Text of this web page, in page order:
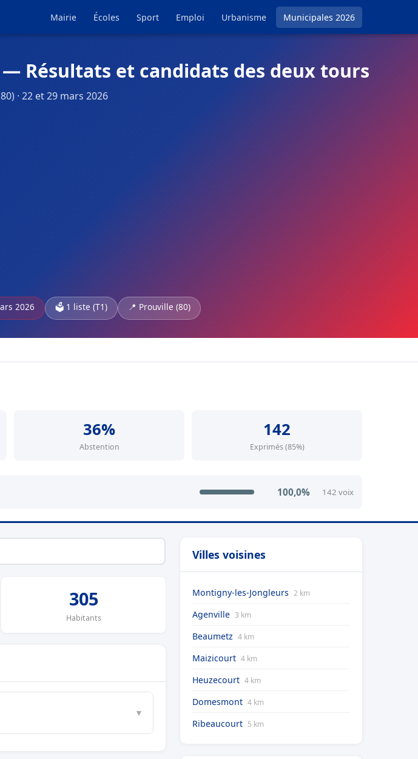
Mairie Écoles Sport Emploi Urbanisme Municipales 2026
Résultats et candidats des deux tours
· 22 et 29 mars 2026
2026 🗳️ 1 liste (T1) 📍 Prouville (80)
36%
Abstention
142
Exprimés (85%)
100,0% 142 voix
305
Habitants
▼
Villes voisines
Montigny-les-Jongleurs 2 km
Agenville 3 km
Beaumetz 4 km
Maizicourt 4 km
Heuzecourt 4 km
Domesmont 4 km
Ribeaucourt 5 km